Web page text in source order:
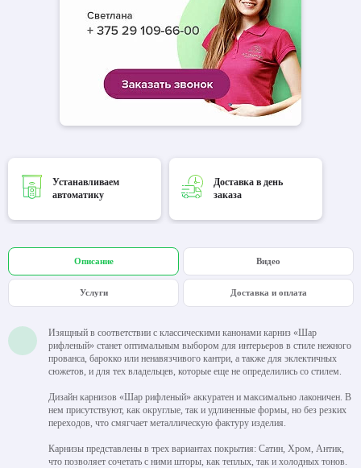
Устанавливаем
автоматику
Доставка в день
заказа
Описание Видео
Услуги Доставка и оплата
Изящный в соответствии с классическими канонами карниз «Шар
рифленый» станет оптимальным выбором для интерьеров в стиле нежного
прованса, барокко или ненавязчивого кантри, а также для эклектичных
сюжетов, и для тех владельцев, которые еще не определились со стилем.
Дизайн карнизов «Шар рифленый» аккуратен и максимально лаконичен. В
нем присутствуют, как округлые, так и удлиненные формы, но без резких
переходов, что смягчает металлическую фактуру изделия.
Карнизы представлены в трех вариантах покрытия: Сатин, Хром, Антик,
что позволяет сочетать с ними шторы, как теплых, так и холодных тонов.